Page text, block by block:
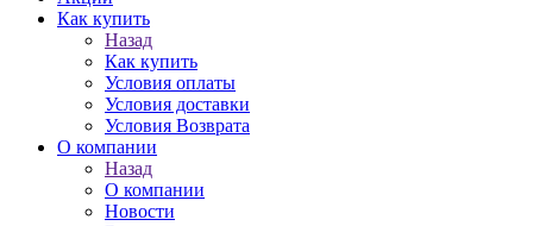
Как купить
Назад
Как купить
Условия оплаты
Условия доставки
Условия Возврата
О компании
Назад
О компании
Новости